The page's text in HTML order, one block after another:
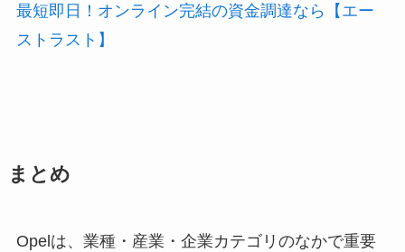
最短即日！オンライン完結の資金調達なら【エー
ストラスト】
まとめ
Opelは、業種・産業・企業カテゴリのなかで重要